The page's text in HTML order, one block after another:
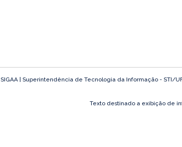
SIGAA | Superintendência de Tecnologia da Informação - STI/
Texto destinado a exibição de